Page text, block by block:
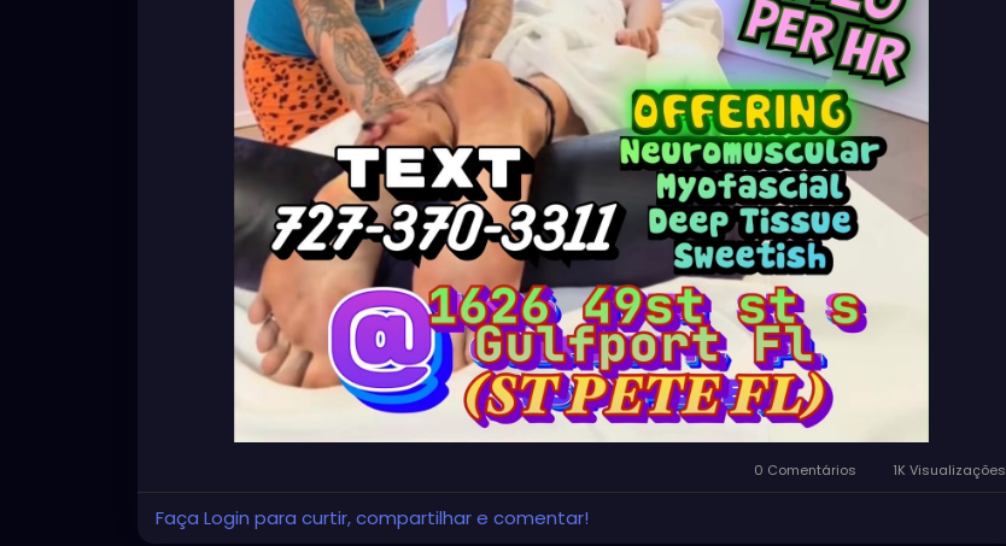
0 Comentários 1K Visualizações
Faça Login para curtir, compartilhar e comentar!